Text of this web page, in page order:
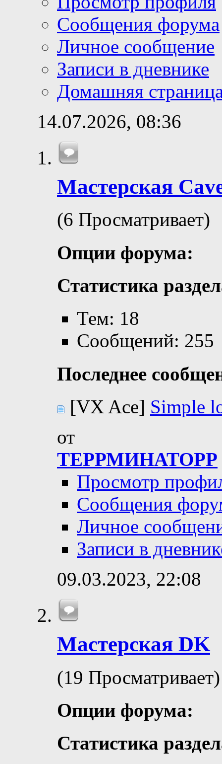
Сообщения форума
Личное сообщение
Записи в дневнике
Домашняя
14.07.2026, 08:36
Мастерская
(6 Просматривает)
Опции форума:
Статистика
Тем: 18
Сообщений: 255
Последнее
[VX Ace] Simple
от
ТЕРРМИНАТОРР
Просмотр
Сообщения
Личное
Записи в
09.03.2023, 22:08
Мастерская DK
(19 Просматривает)
Опции форума:
Статистика